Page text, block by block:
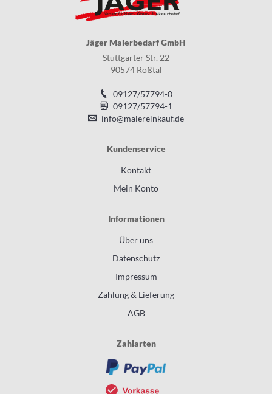
Jäger Malerbedarf GmbH
Stuttgarter Str. 22
90574 Roßtal
09127/57794-0
09127/57794-1
info@malereinkauf.de
Kundenservice
Kontakt
Mein Konto
Informationen
Über uns
Datenschutz
Impressum
Zahlung & Lieferung
AGB
Zahlarten